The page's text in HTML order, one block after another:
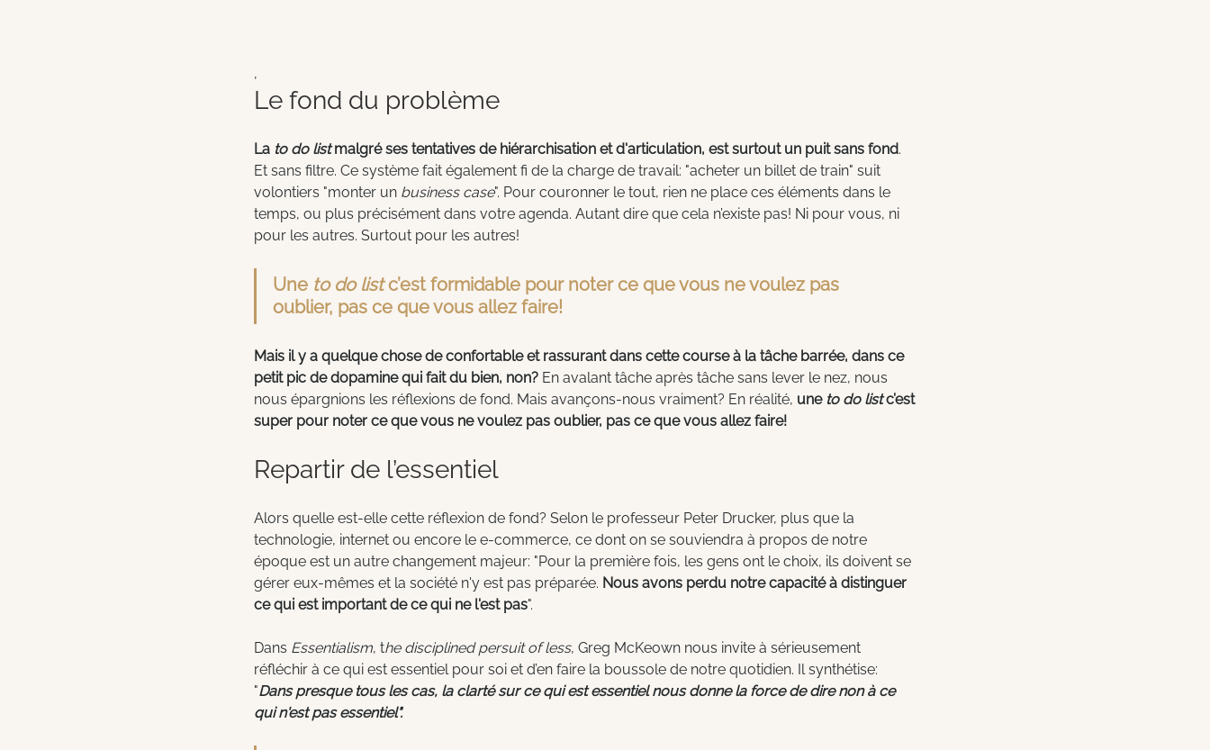
,
Le fond du problème
La to do list malgré ses tentatives de hiérarchisation et d'articulation, est surtout un puit sans fond.
Et sans filtre. Ce système fait également fi de la charge de travail: "acheter un billet de train" suit
volontiers "monter un business case". Pour couronner le tout, rien ne place ces éléments dans le
temps, ou plus précisément dans votre agenda. Autant dire que cela n’existe pas! Ni pour vous, ni
pour les autres. Surtout pour les autres!
Une to do list c’est formidable pour noter ce que vous ne voulez pas
oublier, pas ce que vous allez faire!
Mais il y a quelque chose de confortable et rassurant dans cette course à la tâche barrée, dans ce
petit pic de dopamine qui fait du bien, non? En avalant tâche après tâche sans lever le nez, nous
nous épargnions les réflexions de fond. Mais avançons-nous vraiment? En réalité, une to do list c’est
super pour noter ce que vous ne voulez pas oublier, pas ce que vous allez faire!
Repartir de l’essentiel
Alors quelle est-elle cette réflexion de fond? Selon le professeur Peter Drucker, plus que la
technologie, internet ou encore le e-commerce, ce dont on se souviendra à propos de notre
époque est un autre changement majeur: "Pour la première fois, les gens ont le choix, ils doivent se
gérer eux-mêmes et la société n'y est pas préparée. Nous avons perdu notre capacité à distinguer
ce qui est important de ce qui ne l'est pas".
Dans Essentialism, the disciplined persuit of less, Greg McKeown nous invite à sérieusement
réfléchir à ce qui est essentiel pour soi et d’en faire la boussole de notre quotidien. Il synthétise:
"Dans presque tous les cas, la clarté sur ce qui est essentiel nous donne la force de dire non à ce
qui n'est pas essentiel".